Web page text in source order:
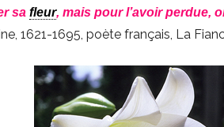
sa fleur, mais pour l’avoir perdue,
1621-1695, poète français, La